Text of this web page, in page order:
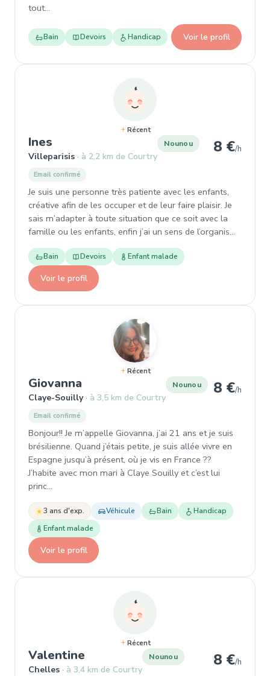
tout…
Bain Devoirs Handicap Voir le profil
Récent
Ines , Nounou à Villeparisis
Villeparisis à 2,2 km de Courtry
Nounou 8 €/h
Email confirmé
Je suis une personne très patiente avec les enfants,
créative afin de les occuper et de leur faire plaisir. Je
sais m’adapter à toute situation que ce soit avec la
famille ou les enfants, enfin j’ai un sens de l’organis…
Bain Devoirs Enfant malade
Voir le profil
Récent
Giovanna , Nounou à Claye-Souilly
Claye-Souilly à 3,5 km de Courtry
Nounou 8 €/h
Email confirmé
Bonjour!! Je m’appelle Giovanna, j’ai 21 ans et je suis
brésilienne. Quand j’étais petite, je suis allée vivre en
Espagne jusqu’à présent, où je vis en France ??
J’habite avec mon mari à Claye Souilly et c’est lui
princ…
3 ans d'exp. Véhicule Bain
Handicap
Enfant malade
Voir le profil
Récent
Valentine , Nounou à Chelles
Chelles à 3,4 km de Courtry
Nounou 8 €/h